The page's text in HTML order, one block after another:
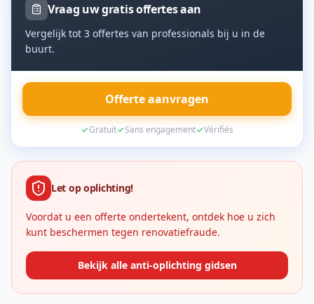
Vraag uw gratis offertes aan
Vergelijk tot 3 offertes van professionals bij u in de
buurt.
Offerte aanvragen
Gratuit Sans engagement Vérifiés
Let op oplichting!
Voordat u een offerte ondertekent, ontdek hoe u zich
kunt beschermen tegen renovatiefraude.
Bekijk alle anti-oplichting gidsen